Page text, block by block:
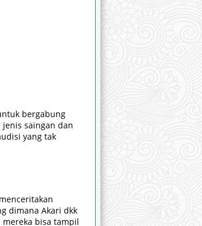
bergabung
saingan dan
yang tak
dimana Akari dkk
bisa tampil